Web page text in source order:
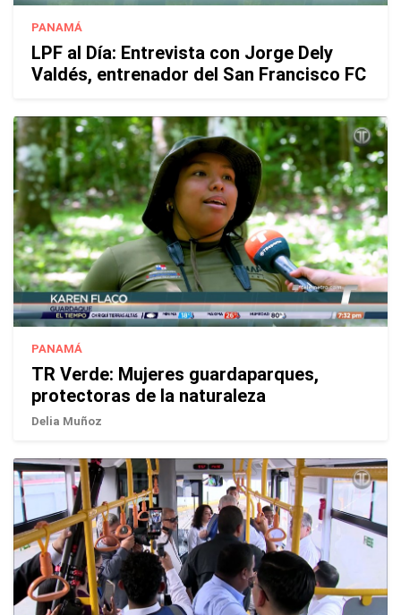
PANAMÁ
LPF al Día: Entrevista con Jorge Dely
Valdés, entrenador del San Francisco FC
PANAMÁ
TR Verde: Mujeres guardaparques,
protectoras de la naturaleza
Delia Muñoz